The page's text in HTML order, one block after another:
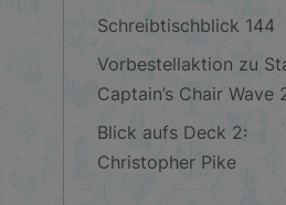
Schreibtischblick 144
Vorbestellaktion zu
Captain’s Chair Wave
Blick aufs Deck 2:
Christopher Pike